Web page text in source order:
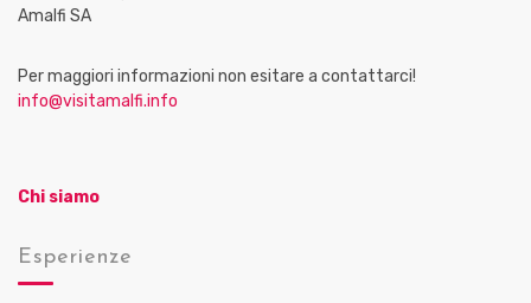
Amalfi SA
Per maggiori informazioni non esitare a contattarci!
info@visitamalfi.info
Chi siamo
Esperienze